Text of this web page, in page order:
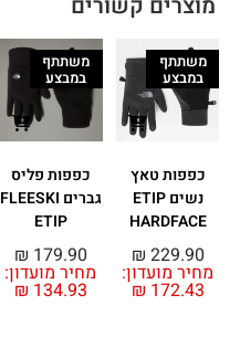
משתתף
במבצע
כפפות טאץ
נשים ETIP
HARDFACE
מחיר מועדון:
₪ 172.43
₪ 229.90
משתתף
במבצע
כפפות פליס
גברים FLEESKI
ETIP
מחיר מועדון:
₪ 134.93
₪ 179.90